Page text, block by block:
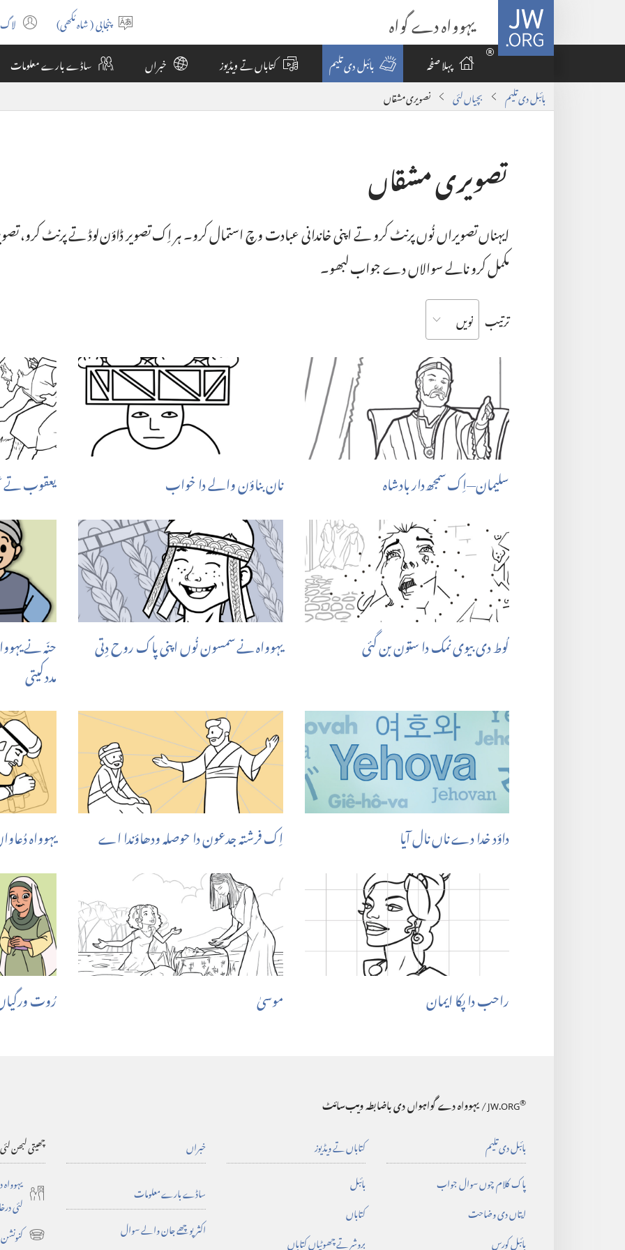
JW.ORG یہوواہ دے گواہ
Select
language
پنجابی (شاہ مُکھی)
پہلا صفحہ بائبل دی تلیم کتاباں تے ویڈیوز خبراں ساڈے بارے معلومات
بائبل دی تلیم بچیاں لئی تصویری مشقاں
تصویری مشقاں
ایہناں تصویراں نُوں پرنٹ کرو تے اپنی خاندانی عبادت وچ استمال کرو۔ ہر اِک تصویر ڈاؤن‌لوڈ تے پرنٹ کرو،
مکمل کرو نالے سوالاں دے جواب لبھو۔‏
ترتیب
سلیمان​—‏اِک سمجھ‌دار بادشاہ نان بناؤن والے دا خواب یعقوب تے
لُوط دی بیوی نمک دا ستون بن گئی یہوواہ نے سمسون نُوں اپنی پاک روح دِتی
حنّہ نے
مدد کیتی
داؤد خدا دے ناں نال آیا اِک فرشتہ جدعون دا حوصلہ ودھاؤندا اے یہوواہ
راحب دا پکا ایمان موسیٰ رُوت
JW.ORG®
/ یہوواہ دے گواہواں دی باضابطہ ویب‌سائٹ
بائبل دی تلیم
پاک کلام چوں سوال جواب
ایتاں دی وضاحت
بائبل کورس
کتاباں تے ویڈیوز
بائبل
کتاباں
بروشر تے چھوٹیاں کتاباں
خبراں
ساڈے بارے معلومات
اکثر پوچھے جان والے سوال
چھیتی لبھن لئی
لئی